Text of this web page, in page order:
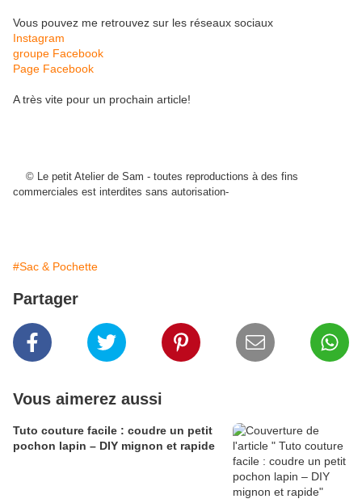
Vous pouvez me retrouvez sur les réseaux sociaux
Instagram
groupe Facebook
Page Facebook
A très vite pour un prochain article!
© Le petit Atelier de Sam - toutes reproductions à des fins
commerciales est interdites sans autorisation-
#Sac & Pochette
Partager
Vous aimerez aussi
Tuto couture facile : coudre un petit
pochon lapin – DIY mignon et rapide